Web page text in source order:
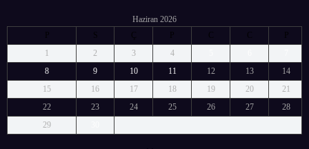
Haziran 2026
P
S Ç P C C
P
1
2 3 4
8
9 10 11 12 13
14
15
16 17 18 19 20
21
22
23 24 25 26 27
28
29